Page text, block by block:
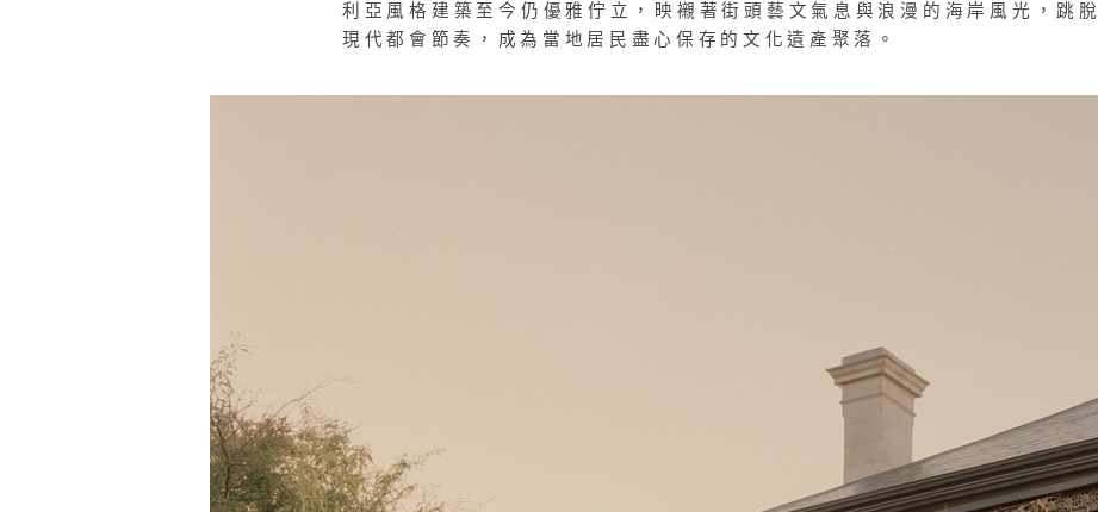
利亞風格建築至今仍優雅佇立，映襯著街頭藝文氣息與浪漫的海岸風光，跳脫
現代都會節奏，成為當地居民盡心保存的文化遺產聚落。